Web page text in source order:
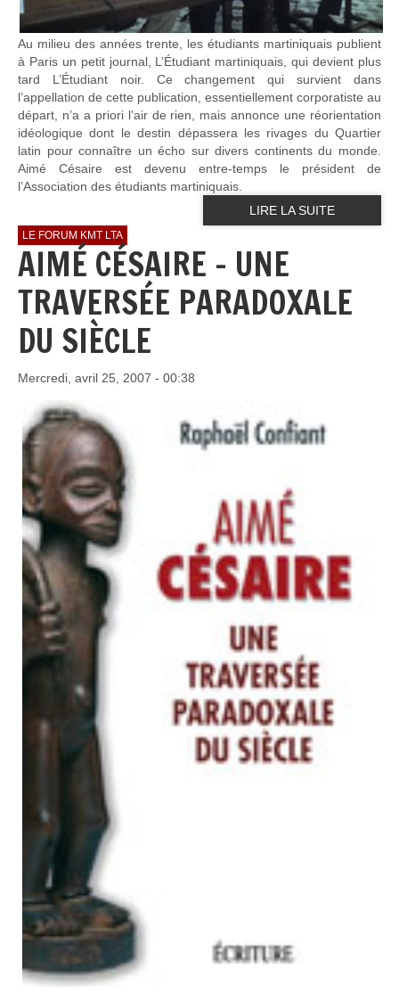
Au milieu des années trente, les étudiants martiniquais publient
à Paris un petit journal, L’Étudiant martiniquais, qui devient plus
tard L’Étudiant noir. Ce changement qui survient dans
l’appellation de cette publication, essentiellement corporatiste au
départ, n’a a priori l’air de rien, mais annonce une réorientation
idéologique dont le destin dépassera les rivages du Quartier
latin pour connaître un écho sur divers continents du monde.
Aimé Césaire est devenu entre-temps le président de
l’Association des étudiants martiniquais.
LIRE LA SUITE
LE FORUM KMT LTA
AIMÉ CÉSAIRE - UNE
TRAVERSÉE PARADOXALE
DU SIÈCLE
Mercredi, avril 25, 2007 - 00:38